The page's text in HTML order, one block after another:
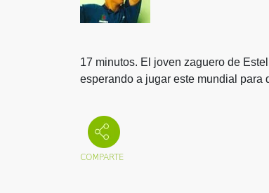
17 minutos. El joven zaguero de
esperando a jugar este mundial para